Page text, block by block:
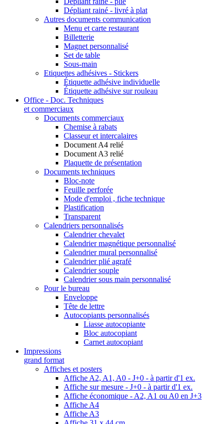
Dépliant rainé - livré à plat
Autres documents communication
Menu et carte restaurant
Billetterie
Magnet personnalisé
Set de table
Sous-main
Etiquettes adhésives - Stickers
Étiquette adhésive individuelle
Étiquette adhésive sur rouleau
Office - Doc. Techniques
et commerciaux
Documents commerciaux
Chemise à rabats
Classeur et intercalaires
Document A4 relié
Document A3 relié
Plaquette de présentation
Documents techniques
Bloc-note
Feuille perforée
Mode d'emploi , fiche technique
Plastification
Transparent
Calendriers personnalisés
Calendrier chevalet
Calendrier magnétique personnalisé
Calendrier mural personnalisé
Calendrier plié agrafé
Calendrier souple
Calendrier sous main personnalisé
Pour le bureau
Enveloppe
Tête de lettre
Autocopiants personnalisés
Liasse autocopiante
Bloc autocopiant
Carnet autocopiant
Impressions
grand format
Affiches et posters
Affiche A2, A1, A0 - J+0 - à partir d'1 ex.
Affiche sur mesure - J+0 - à partir d'1 ex.
Affiche économique - A2, A1 ou A0 en J+3
Affiche A4
Affiche A3